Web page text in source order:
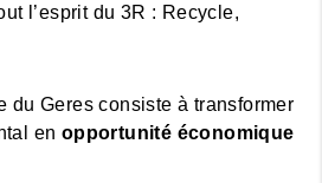
l’esprit du 3R : Recycle,
du Geres consiste à transformer
en opportunité économique